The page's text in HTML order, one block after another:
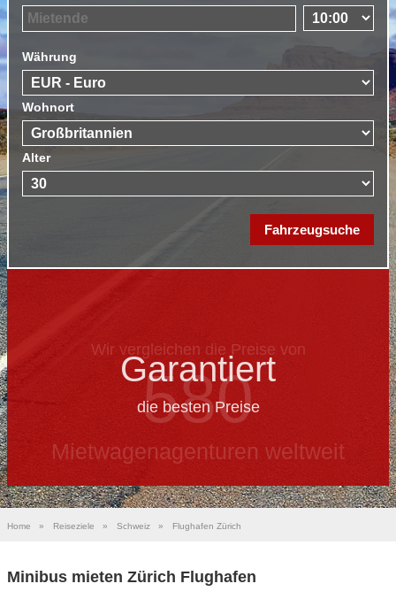
Währung
Wohnort
Alter
Garantiert
die besten Preise
Home » Reiseziele » Schweiz » Flughafen Zürich
Minibus mieten Zürich Flughafen